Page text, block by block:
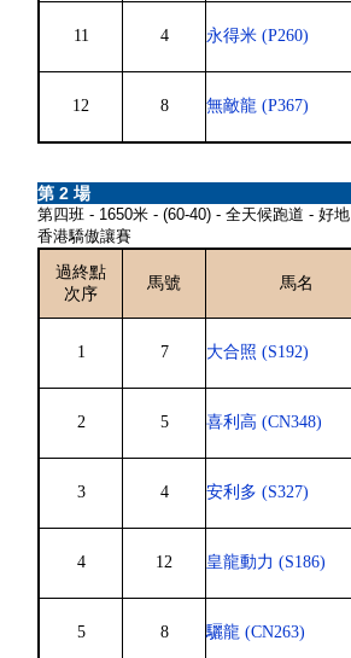
11 4 永得米 (P260)
12 8 無敵龍 (P367)
第 2 場
第四班 - 1650米 - (60-40) - 全天候跑道 - 好地
香港驕傲讓賽
過終點
次序
馬號
馬名
1 7 大合照 (S192)
2 5 喜利高 (CN348)
3 4 安利多 (S327)
4 12 皇龍動力 (S186)
5 8 驪龍 (CN263)